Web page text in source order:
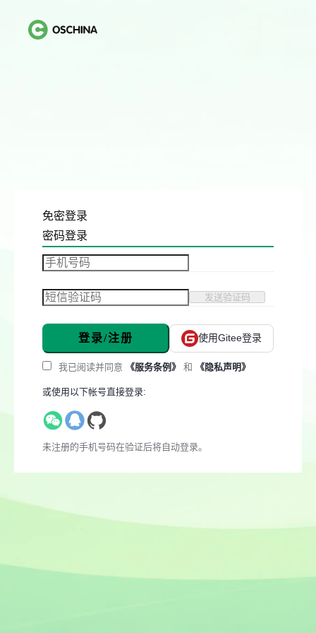
免密登录
密码登录
发送验证码
登录/注册 使用Gitee登录
我已阅读并同意 《服务条例》 和 《隐私声明》
或使用以下帐号直接登录:
未注册的手机号码在验证后将自动登录。